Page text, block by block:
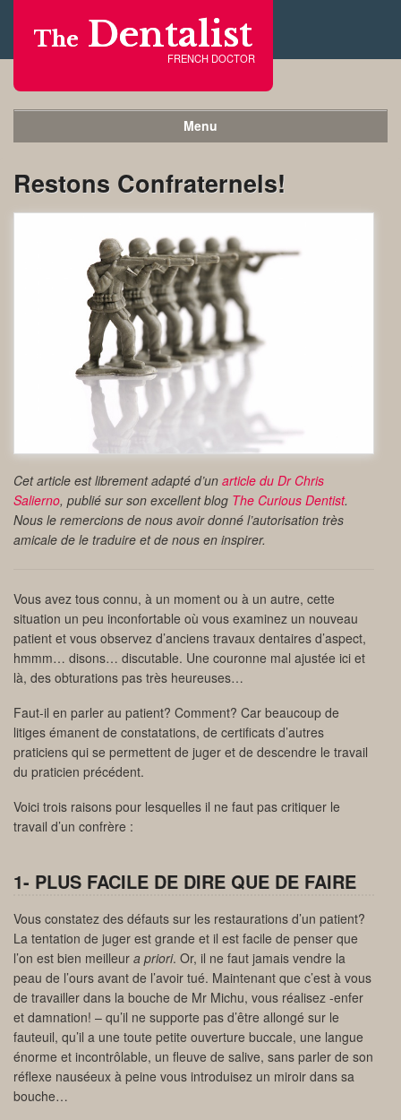
The Dentalist
FRENCH DOCTOR
Menu
Restons Confraternels!
Cet article est librement adapté d’un article du Dr Chris
Salierno, publié sur son excellent blog The Curious Dentist.
Nous le remercions de nous avoir donné l’autorisation très
amicale de le traduire et de nous en inspirer.
Vous avez tous connu, à un moment ou à un autre, cette
situation un peu inconfortable où vous examinez un nouveau
patient et vous observez d’anciens travaux dentaires d’aspect,
hmmm… disons… discutable. Une couronne mal ajustée ici et
là, des obturations pas très heureuses…
Faut-il en parler au patient? Comment? Car beaucoup de
litiges émanent de constatations, de certificats d’autres
praticiens qui se permettent de juger et de descendre le travail
du praticien précédent.
Voici trois raisons pour lesquelles il ne faut pas critiquer le
travail d’un confrère :
1- PLUS FACILE DE DIRE QUE DE FAIRE
Vous constatez des défauts sur les restaurations d’un patient?
La tentation de juger est grande et il est facile de penser que
l’on est bien meilleur a priori. Or, il ne faut jamais vendre la
peau de l’ours avant de l’avoir tué. Maintenant que c’est à vous
de travailler dans la bouche de Mr Michu, vous réalisez -enfer
et damnation! – qu’il ne supporte pas d’être allongé sur le
fauteuil, qu’il a une toute petite ouverture buccale, une langue
énorme et incontrôlable, un fleuve de salive, sans parler de son
réflexe nauséeux à peine vous introduisez un miroir dans sa
bouche…